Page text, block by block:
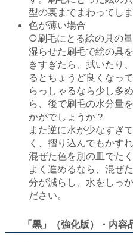
型の裏までまわってし
色が薄い場合
○刷毛にとる絵の具の
湿らせた刷毛で絵の具
きすぎたら、拭いたり
るとちょうど良くなっ
らっしゃるなら少し多
ら、後で刷毛の水分量
かがでしょうか？
また逆に水が少なすぎ
く、摺り込んでもかす
混ぜた色を別の皿でた
よく進めるなら、混ぜ
分が減らし、水をしっ
ださい。
「黒」（強化版）・内容